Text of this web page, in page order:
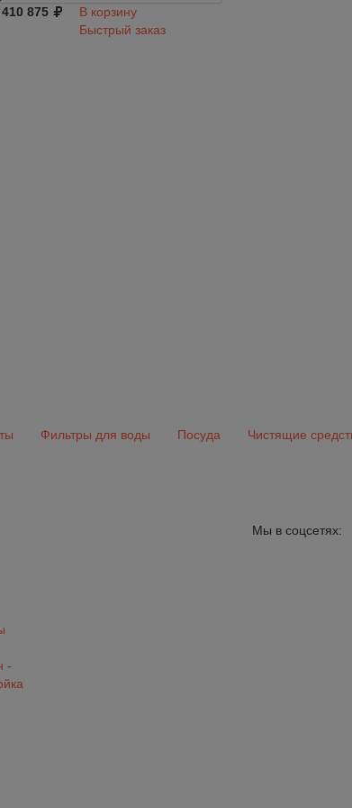
410 875
В корзину
Быстрый заказ
Фильтры для воды Посуда Чистящие
-
Мы в соцсетях: